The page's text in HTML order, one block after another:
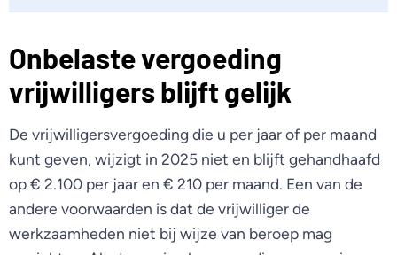
Onbelaste vergoeding
vrijwilligers blijft gelijk
De vrijwilligersvergoeding die u per jaar of per maand
kunt geven, wijzigt in 2025 niet en blijft gehandhaafd
op € 2.100 per jaar en € 210 per maand. Een van de
andere voorwaarden is dat de vrijwilliger de
werkzaamheden niet bij wijze van beroep mag